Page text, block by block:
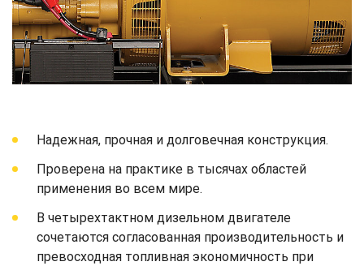
Надежная, прочная и долговечная конструкция.
Проверена на практике в тысячах областей
применения во всем мире.
В четырехтактном дизельном двигателе
сочетаются согласованная производительность и
превосходная топливная экономичность при